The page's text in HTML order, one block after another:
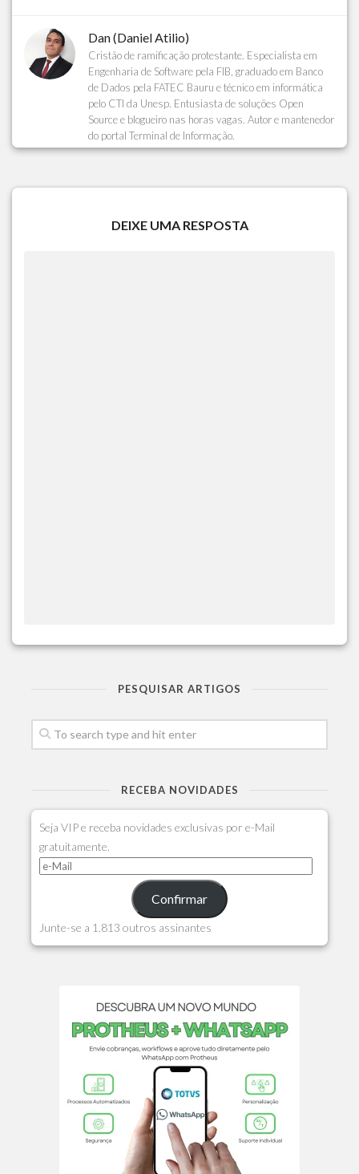
Dan (Daniel Atilio)
Cristão de ramificação protestante. Especialista em
Engenharia de Software pela FIB, graduado em Banco
de Dados pela FATEC Bauru e técnico em informática
pelo CTI da Unesp. Entusiasta de soluções Open
Source e blogueiro nas horas vagas. Autor e mantenedor
do portal Terminal de Informação.
DEIXE UMA RESPOSTA
PESQUISAR ARTIGOS
RECEBA NOVIDADES
Seja VIP e receba novidades exclusivas por e-Mail
gratuitamente.
Confirmar
Junte-se a 1.813 outros assinantes